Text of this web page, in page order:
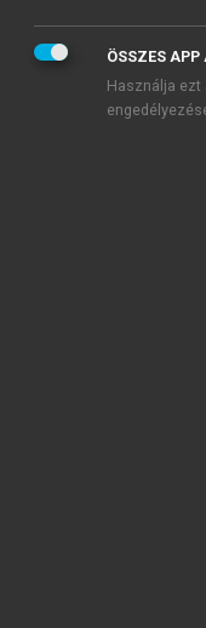
ÖSSZES
Használja